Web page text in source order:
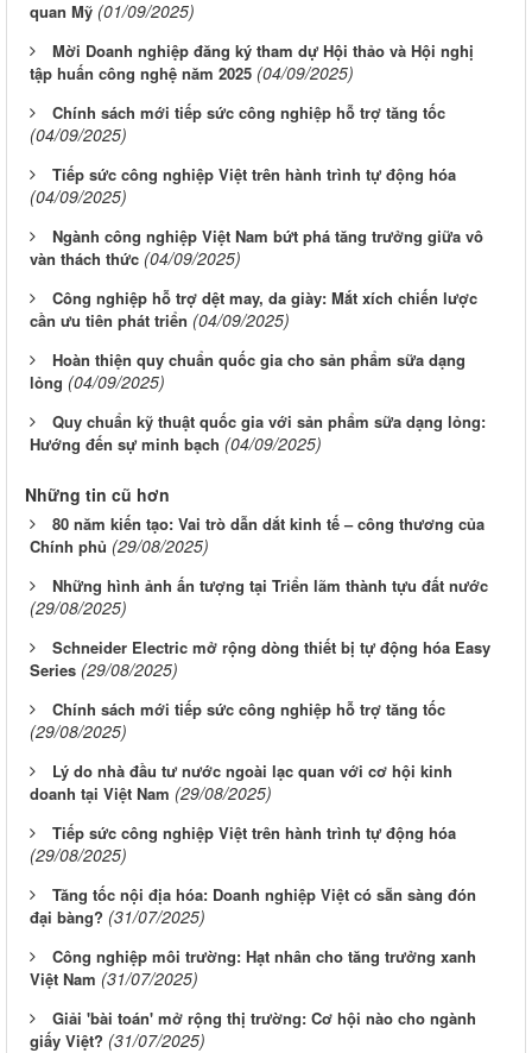
quan Mỹ (01/09/2025)
Mời Doanh nghiệp đăng ký tham dự Hội thảo và Hội nghị
tập huấn công nghệ năm 2025 (04/09/2025)
Chính sách mới tiếp sức công nghiệp hỗ trợ tăng tốc
(04/09/2025)
Tiếp sức công nghiệp Việt trên hành trình tự động hóa
(04/09/2025)
Ngành công nghiệp Việt Nam bứt phá tăng trưởng giữa vô
vàn thách thức (04/09/2025)
Công nghiệp hỗ trợ dệt may, da giày: Mắt xích chiến lược
cần ưu tiên phát triển (04/09/2025)
Hoàn thiện quy chuẩn quốc gia cho sản phẩm sữa dạng
lỏng (04/09/2025)
Quy chuẩn kỹ thuật quốc gia với sản phẩm sữa dạng lỏng:
Hướng đến sự minh bạch (04/09/2025)
Những tin cũ hơn
80 năm kiến tạo: Vai trò dẫn dắt kinh tế – công thương của
Chính phủ (29/08/2025)
Những hình ảnh ấn tượng tại Triển lãm thành tựu đất nước
(29/08/2025)
Schneider Electric mở rộng dòng thiết bị tự động hóa Easy
Series (29/08/2025)
Chính sách mới tiếp sức công nghiệp hỗ trợ tăng tốc
(29/08/2025)
Lý do nhà đầu tư nước ngoài lạc quan với cơ hội kinh
doanh tại Việt Nam (29/08/2025)
Tiếp sức công nghiệp Việt trên hành trình tự động hóa
(29/08/2025)
Tăng tốc nội địa hóa: Doanh nghiệp Việt có sẵn sàng đón
đại bàng? (31/07/2025)
Công nghiệp môi trường: Hạt nhân cho tăng trưởng xanh
Việt Nam (31/07/2025)
Giải 'bài toán' mở rộng thị trường: Cơ hội nào cho ngành
giấy Việt? (31/07/2025)